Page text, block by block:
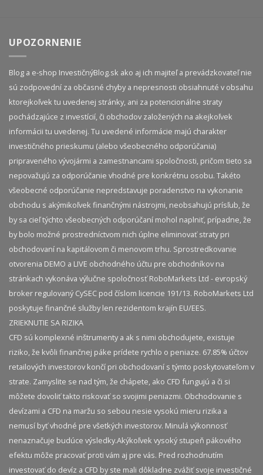
UPOZORNENIE
Blog a e-shop InvestičnýBlog.sk ako aj ich majiteľ a prevádzkovateľ nie
sú zodpovední za občasné chyby a nepresnosti obsiahnuté v obsahu
ktorejkoľvek tu uvedenej stránky, ani za potencionálne straty
pochádzajúce z investícií, či obchodov založených na akejkoľvek
informácii tu uvedenej. Tu uvedené informácie majú charakter
investičného prieskumu (alebo všeobecného odporúčania)
pripraveného vývojármi a zamestnancami spoločnosti, pričom tieto sa
nepovažujú za odporúčanie vhodné pre konkrétnu osobu. Takéto
všeobecné odporúčanie nepredstavuje poradenstvo na vykonanie
obchodu s akýmikoľvek finančnými nástrojmi, neobsahujú prísľub, že
by sa cieľ týchto všeobecných odporúčaní mohol naplniť, prípadne, že
by bolo možné prostredníctvom nich úplne eliminovať straty pri
obchodovaní na kapitálovom či menovom trhu. Sprostredkovanie
otvorenia DEMO a LIVE obchodného účtu pre obchodníkov na
stránkach vykonáva výlučne spoločnosť RoboMarkets Ltd - evropský
broker regulovaný CySEC pod číslom licencie 191/13. RoboMarkets Ltd
poskytuje finančné služby len rezidentom krajín EU/EES.
ZRIEKNUTIE SA RIZIKA
CFD sú komplexné inštrumenty a ak s nimi obchodujete, existuje
riziko, že kvôli finančnej páke prídete rychlo o peniaze. 67.85% účtov
retailových investorov končí pri obchodovaní s týmto poskytovateľom v
strate. Zamyslite se nad tým, že chápete, ako CFD fungujú a či si
môžete dovoliť takto riskovať so svojimi peniazmi. Obchodovanie s
devízami a CFD na maržu so sebou nesie vysokú mieru rizika a
nemusí byť vhodné pre všetkých investorov. Minulá výkonnosť
nenaznačuje budúce výsledky.​ Akýkoľvek vysoký stupeň pákového
efektu môže pracovať proti vám aj pre vás. Pred rozhodnutím
investovať do devíz a CFD by ste mali dôkladne zvážiť svoje investičné